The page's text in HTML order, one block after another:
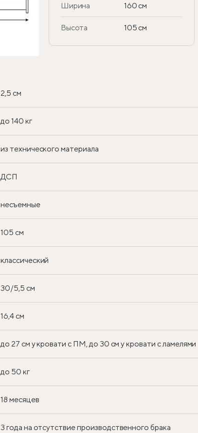
Ширина 160 см
Высота 105 см
2,5 см
до 140 кг
из технического материала
ДСП
несъемные
105 см
классический
30/5,5 см
16,4 см
до 27 см у кровати с ПМ, до 30 см у кровати с ламелями
до 50 кг
18 месяцев
3 года на отсутствие производственного брака